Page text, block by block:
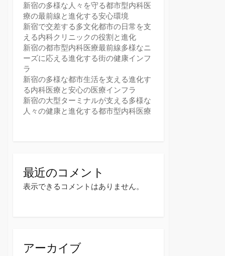
新宿の多様な人々を守る都市型内科医
療の最前線と進化する安心環境
新宿で交差する多文化都市の日常を支
える内科クリニックの役割と進化
新宿の都市型内科医療最前線多様なニ
ーズに応える進化する街の健康インフ
ラ
新宿の多様な都市生活を支える進化す
る内科医療と安心の医療インフラ
新宿の大型ターミナルが支える多様な
人々の健康と進化する都市型内科医療
最近のコメント
表示できるコメントはありません。
アーカイブ